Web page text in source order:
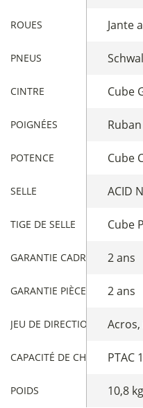
ROUES Jante
PNEUS
CINTRE Cube
POIGNÉES
POTENCE Cube
SELLE ACID
TIGE DE SELLE Cube
GARANTIE CADRE 2 ans
GARANTIE PIÈCES 2 ans
JEU DE DIRECTION
CAPACITÉ DE CHARGEPTAC
POIDS 10,8 kg